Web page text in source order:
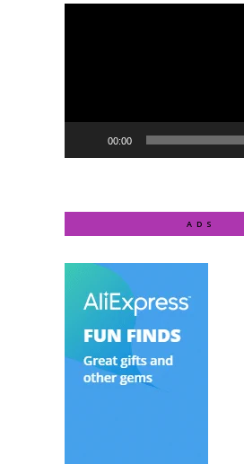
Video
00:00
ADS